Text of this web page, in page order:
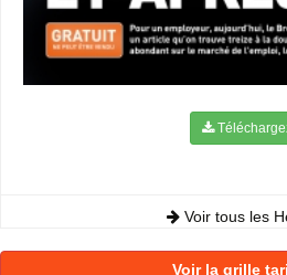
Voir tous les
Voir la grille